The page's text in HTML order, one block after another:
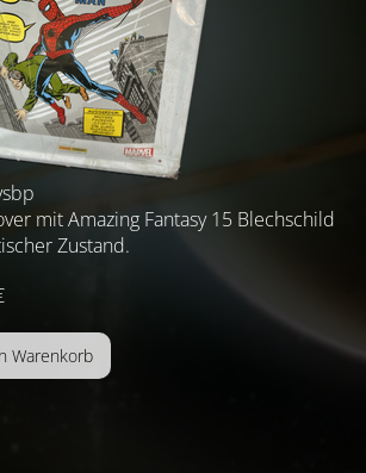
mit Amazing Fantasy 15 Blechschild
Zustand.